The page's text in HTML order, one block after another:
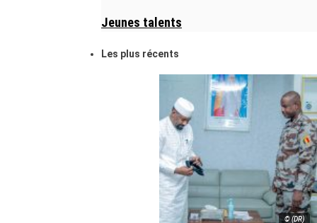
Jeunes talents
Les plus récents
© (DR)